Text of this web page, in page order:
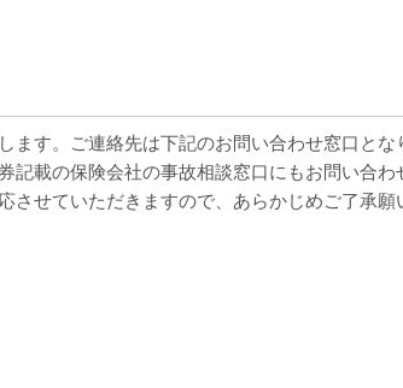
す。ご連絡先は下記のお問い合わせ窓口とな
載の保険会社の事故相談窓口にもお問い合わ
せていただきますので、あらかじめご了承願